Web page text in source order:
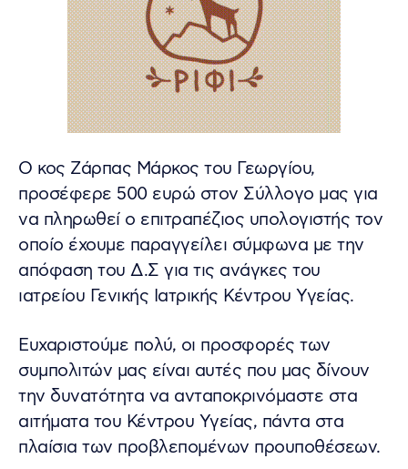
Ο κος Ζάρπας Μάρκος του Γεωργίου,
προσέφερε 500 ευρώ στον Σύλλογο μας για
να πληρωθεί ο επιτραπέζιος υπολογιστής τον
οποίο έχουμε παραγγείλει σύμφωνα με την
απόφαση του Δ.Σ για τις ανάγκες του
ιατρείου Γενικής Ιατρικής Κέντρου Υγείας.
Ευχαριστούμε πολύ, οι προσφορές των
συμπολιτών μας είναι αυτές που μας δίνουν
την δυνατότητα να ανταποκρινόμαστε στα
αιτήματα του Κέντρου Υγείας, πάντα στα
πλαίσια των προβλεπομένων προυποθέσεων.